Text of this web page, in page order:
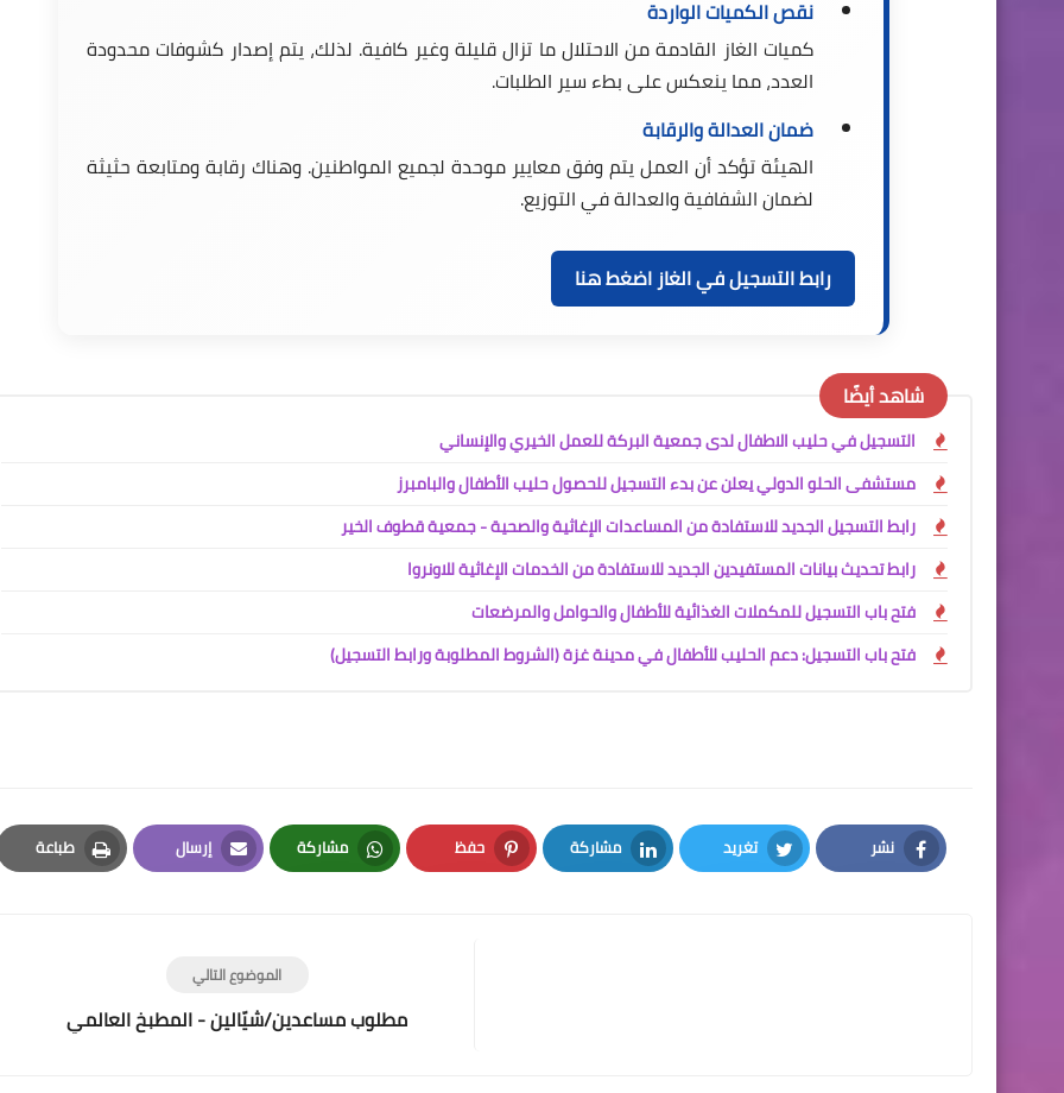
نقص الكميات الواردة
كميات الغاز القادمة من الاحتلال ما تزال قليلة وغير كافية. لذلك، يتم إصدار كشوفات محدودة
العدد، مما ينعكس على بطء سير الطلبات.
ضمان العدالة والرقابة
الهيئة تؤكد أن العمل يتم وفق معايير موحدة لجميع المواطنين. وهناك رقابة ومتابعة حثيثة
لضمان الشفافية والعدالة في التوزيع.
رابط التسجيل في الغاز اضغط هنا
شاهد أيضًا
التسجيل في حليب الاطفال لدى جمعية البركة للعمل الخيري والإنساني
مستشفى الحلو الدولي يعلن عن بدء التسجيل للحصول حليب الأطفال والبامبرز
رابط التسجيل الجديد للاستفادة من المساعدات الإغاثية والصحية - جمعية قطوف الخير
رابط تحديث بيانات المستفيدين الجديد للاستفادة من الخدمات الإغاثية للاونروا
فتح باب التسجيل للمكملات الغذائية للأطفال والحوامل والمرضعات
فتح باب التسجيل: دعم الحليب للأطفال في مدينة غزة (الشروط المطلوبة ورابط التسجيل)
نشر
Facebook
تغريد
Twitter
مشاركة
LinkedIn
حفظ
Pinterest
مشاركة
Whatsapp
إرسال
Email
طباعة
Print
الموضوع التالي
مطلوب مساعدين/شيّالين - المطبخ العالمي